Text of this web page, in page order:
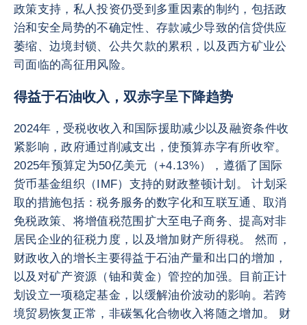
政策支持，私人投资仍受到多重因素的制约，包括政
治和安全局势的不确定性、存款减少导致的信贷供应
萎缩、边境封锁、公共欠款的累积，以及西方矿业公
司面临的高征用风险。
得益于石油收入，双赤字呈下降趋势
2024年，受税收收入和国际援助减少以及融资条件收
紧影响，政府通过削减支出，使预算赤字有所收窄。
2025年预算定为50亿美元（+4.13%），遵循了国际
货币基金组织（IMF）支持的财政整顿计划。 计划采
取的措施包括：税务服务的数字化和互联互通、取消
免税政策、将增值税范围扩大至电子商务、提高对非
居民企业的征税力度，以及增加财产所得税。 然而，
财政收入的增长主要得益于石油产量和出口的增加，
以及对矿产资源（铀和黄金）管控的加强。目前正计
划设立一项稳定基金，以缓解油价波动的影响。若跨
境贸易恢复正常，非碳氢化合物收入将随之增加。 财